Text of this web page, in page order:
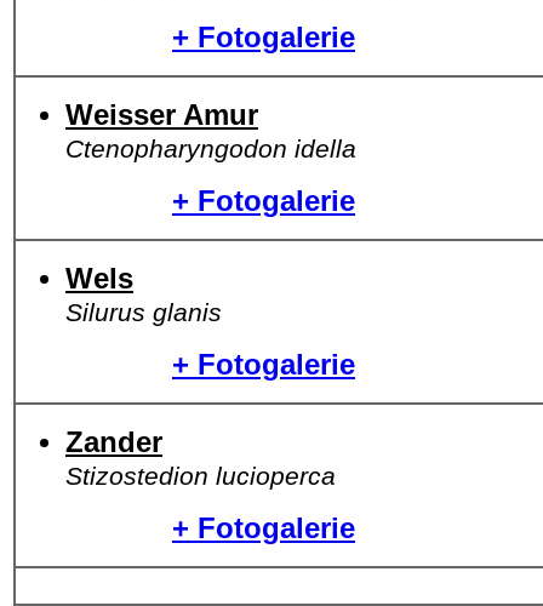
+ Fotogalerie
Weisser Amur
Ctenopharyngodon idella
+ Fotogalerie
Wels
Silurus glanis
+ Fotogalerie
Zander
Stizostedion lucioperca
+ Fotogalerie